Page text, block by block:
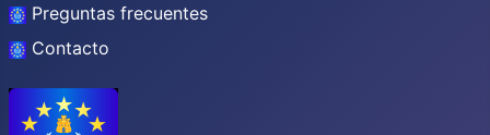
Preguntas frecuentes
Contacto